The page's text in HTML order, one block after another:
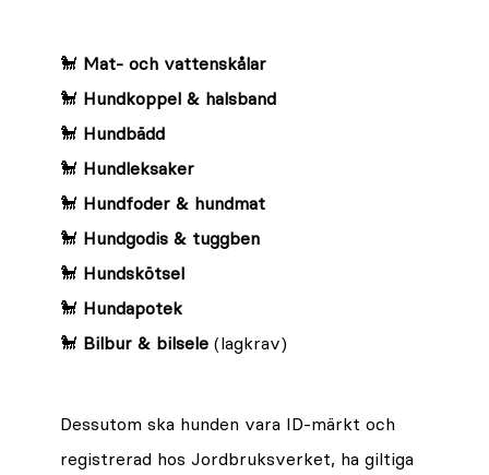
🐩 Mat- och vattenskålar
🐩 Hundkoppel & halsband
🐩 Hundbädd
🐩 Hundleksaker
🐩 Hundfoder & hundmat
🐩 Hundgodis & tuggben
🐩 Hundskötsel
🐩 Hundapotek
🐩 Bilbur & bilsele (lagkrav)
Dessutom ska hunden vara ID-märkt och
registrerad hos Jordbruksverket, ha giltiga